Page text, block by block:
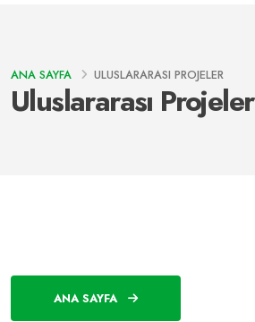
Uluslararası Projeler
ANA SAYFA ULUSLARARASI PROJELER
ANA SAYFA